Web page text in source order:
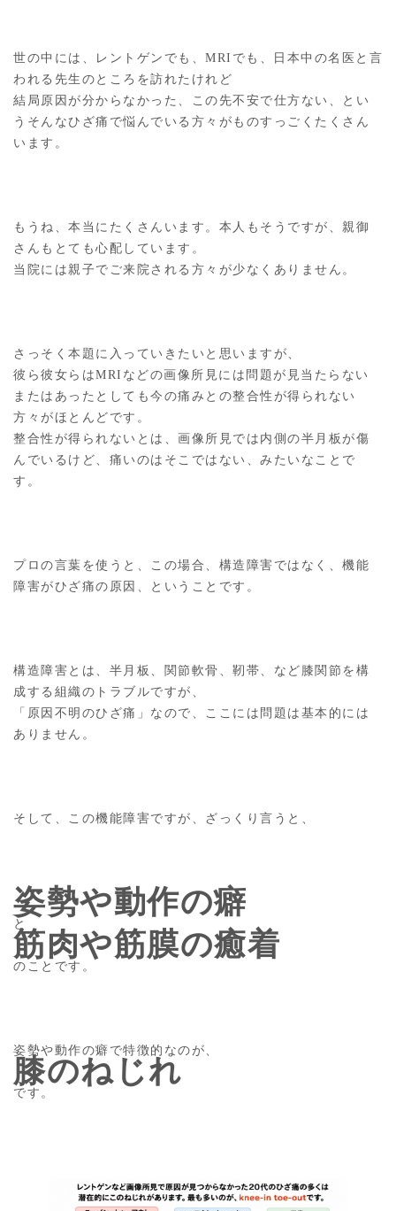
世の中には、レントゲンでも、MRIでも、日本中の名医と言
われる先生のところを訪れたけれど
結局原因が分からなかった、この先不安で仕方ない、とい
うそんなひざ痛で悩んでいる方々がものすっごくたくさん
います。
もうね、本当にたくさんいます。本人もそうですが、親御
さんもとても心配しています。
当院には親子でご来院される方々が少なくありません。
さっそく本題に入っていきたいと思いますが、
彼ら彼女らはMRIなどの画像所見には問題が見当たらない
またはあったとしても今の痛みとの整合性が得られない
方々がほとんどです。
整合性が得られないとは、画像所見では内側の半月板が傷
んでいるけど、痛いのはそこではない、みたいなことで
す。
プロの言葉を使うと、この場合、構造障害ではなく、機能
障害がひざ痛の原因、ということです。
構造障害とは、半月板、関節軟骨、靭帯、など膝関節を構
成する組織のトラブルですが、
「原因不明のひざ痛」なので、ここには問題は基本的には
ありません。
そして、この機能障害ですが、ざっくり言うと、
姿勢や動作の癖
と
筋肉や筋膜の癒着
のことです。
姿勢や動作の癖で特徴的なのが、
膝のねじれ
です。